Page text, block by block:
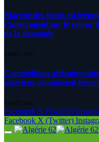
Marché des fruits est
s’interrogent sur le retour
de la demande
6 AOÛT 2026
Compétitions africaines
algériens connaissent
6 AOÛT 2026
Facebook X (Twitter)
Facebook X (Twitter)